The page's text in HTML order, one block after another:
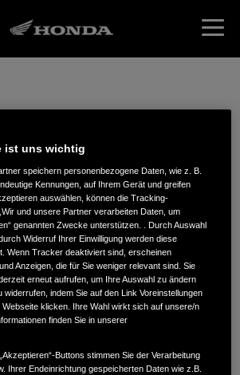
GMBH
,Spenge
ist uns wichtig
speichern personenbezogene Daten, wie z. B.
Kennungen, auf Ihrem Gerät und greifen
auswählen, können die Tracking-
und unsere Partner verarbeiten Daten, um
genannten Zwecke unterstützen. . Durch Auswahl
Widerruf Ihrer Einwilligung werden diese
Wenn Tracker deaktiviert sind, erscheinen
Anzeigen, die für Sie weniger relevant sind. Sie
erneut aufrufen, um Ihre Auswahl zu ändern
widerrufen, indem Sie auf den Link Voreinstellungen
klicken. Ihre Wahl wirkt sich auf unsere/n
finden Sie in unserer
Buttons stimmen Sie der Verarbeitung
Ihrer Endeinrichtung gespeicherten Daten wie z.B.